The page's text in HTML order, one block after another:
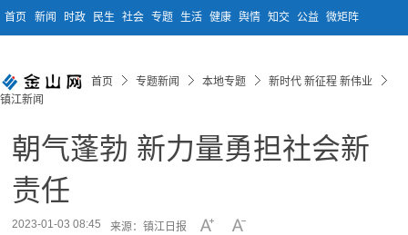
首页 新闻 时政 民生 社会 专题 生活 健康 舆情 知交 公益 微矩阵
首页 专题新闻 本地专题
新时代 新征程 新伟业
镇江新闻
朝气蓬勃 新力量勇担社会新
责任
2023-01-03 08:45 来源：镇江日报